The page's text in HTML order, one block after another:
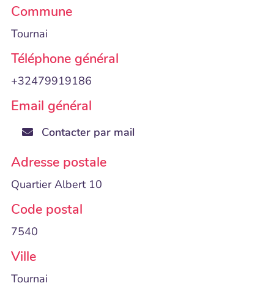
Commune
Tournai
Téléphone général
+32479919186
Email général
Contacter par mail
Adresse postale
Quartier Albert 10
Code postal
7540
Ville
Tournai